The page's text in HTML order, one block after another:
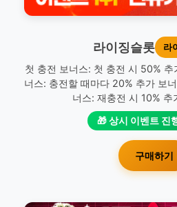
라이징슬롯 라
첫 충전 보너스: 첫 충전 시 50% 추
너스: 충전할 때마다 20% 추가 보
너스: 재충전 시 10% 추
🎁 상시 이벤트 진
구매하기